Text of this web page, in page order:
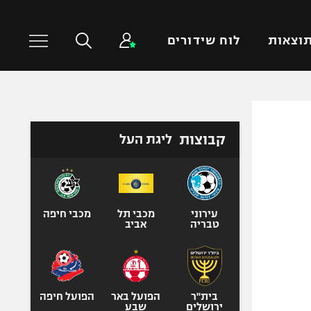
תוצאות לוח שידורים
טניס
כדורעף
ספורט אולימפי
קבוצות ליגת העל
עירוני
טבריה
מכבי תל
אביב
מכבי חיפה
בית"ר
ירושלים
הפועל באר
שבע
הפועל חיפה